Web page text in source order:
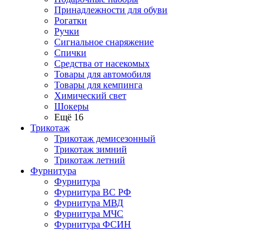
Принадлежности для обуви
Рогатки
Ручки
Сигнальное снаряжение
Спички
Средства от насекомых
Товары для автомобиля
Товары для кемпинга
Химический свет
Шокеры
Ещё 16
Трикотаж
Трикотаж демисезонный
Трикотаж зимний
Трикотаж летний
Фурнитура
Фурнитура
Фурнитура ВС РФ
Фурнитура МВД
Фурнитура МЧС
Фурнитура ФСИН